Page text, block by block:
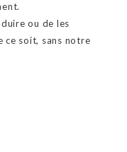
ou de les
ce soit, sans notre